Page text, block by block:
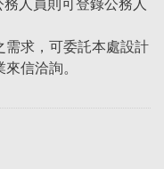
人員則可登錄公務人
需求，可委託本處設計
信洽詢。